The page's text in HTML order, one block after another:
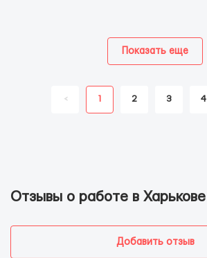
< 1 2 3 4
Показать еще
Отзывы о работе в Харькове
Добавить отзыв